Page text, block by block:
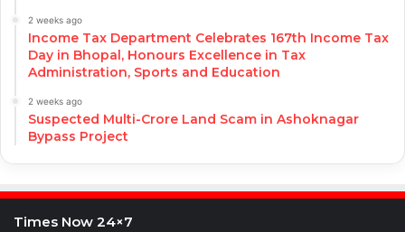
2 weeks ago
Income Tax Department Celebrates 167th Income Tax
Day in Bhopal, Honours Excellence in Tax
Administration, Sports and Education
2 weeks ago
Suspected Multi-Crore Land Scam in Ashoknagar
Bypass Project
Times Now 24×7